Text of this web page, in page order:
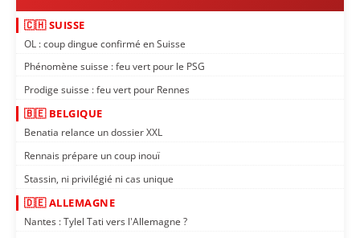
🇨🇭 SUISSE
OL : coup dingue confirmé en Suisse
Phénomène suisse : feu vert pour le PSG
Prodige suisse : feu vert pour Rennes
🇧🇪 BELGIQUE
Benatia relance un dossier XXL
Rennais prépare un coup inouï
Stassin, ni privilégié ni cas unique
🇩🇪 ALLEMAGNE
Nantes : Tylel Tati vers l'Allemagne ?